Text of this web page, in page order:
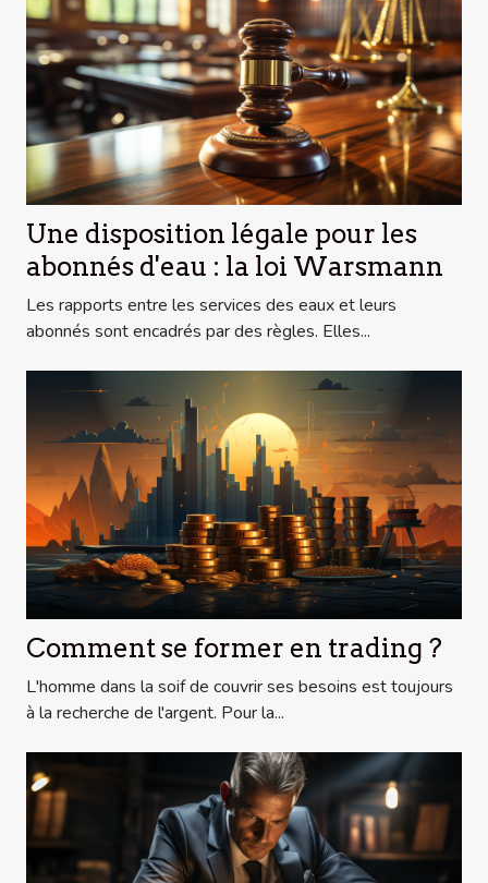
Une disposition légale pour les
abonnés d'eau : la loi Warsmann
Les rapports entre les services des eaux et leurs
abonnés sont encadrés par des règles. Elles...
Comment se former en trading ?
L'homme dans la soif de couvrir ses besoins est toujours
à la recherche de l'argent. Pour la...